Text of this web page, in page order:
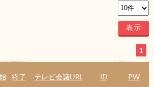
1
終了 テレビ会議URL ID PW